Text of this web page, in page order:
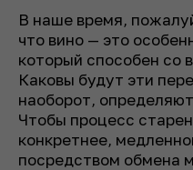
В наше время,
что вино — это
который способен со
Каковы будут эти
наоборот,
Чтобы процесс
конкретнее,
посредством обмена